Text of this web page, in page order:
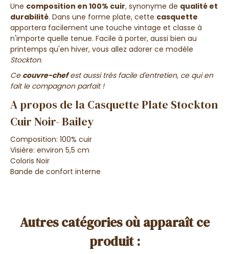
Une composition en 100% cuir, synonyme de qualité et
durabilité. Dans une forme plate, cette casquette
apportera facilement une touche vintage et classe à
n'importe quelle tenue. Facile à porter, aussi bien au
printemps qu'en hiver, vous allez adorer ce modèle
Stockton.
Ce couvre-chefest aussi très facile d'entretien, ce qui en
fait le compagnon parfait !
A propos de la Casquette Plate Stockton
Cuir Noir- Bailey
Composition: 100% cuir
Visière: environ 5,5 cm
Coloris Noir
Bande de confort interne
Autres catégories où apparaît ce
produit :